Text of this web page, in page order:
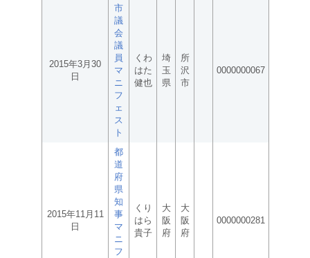
2015年3月30
日
市
議
会
議
員
マ
ニ
フ
ェ
ス
ト
くわ
はた
健也
埼
玉
県
所
沢
市
0000000067
2015年11月11
日
都
道
府
県
知
事
マ
ニ
フ
くり
はら
貴子
大
阪
府
大
阪
府
0000000281